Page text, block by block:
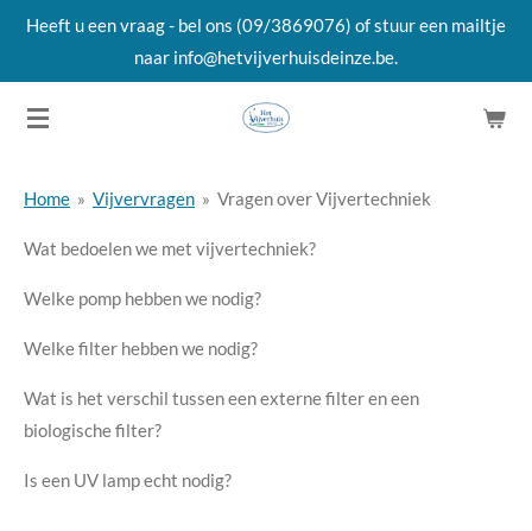
Ga
de
Heeft u een vraag - bel ons (09/3869076) of stuur een mailtje
naar info@hetvijverhuisdeinze.be.
Home » Vijvervragen » Vragen over Vijvertechniek
Wat bedoelen we met vijvertechniek?
Welke pomp hebben we nodig?
Welke filter hebben we nodig?
Wat is het verschil tussen een externe filter en een
biologische filter?
Is een UV lamp echt nodig?